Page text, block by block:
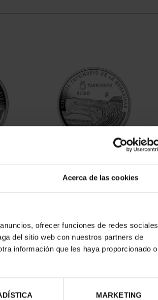
Acerca de las cookies
ofrecer funciones de redes sociales
del sitio web con nuestros partners de
información que les haya proporcionado o
MARKETING
73,00 €